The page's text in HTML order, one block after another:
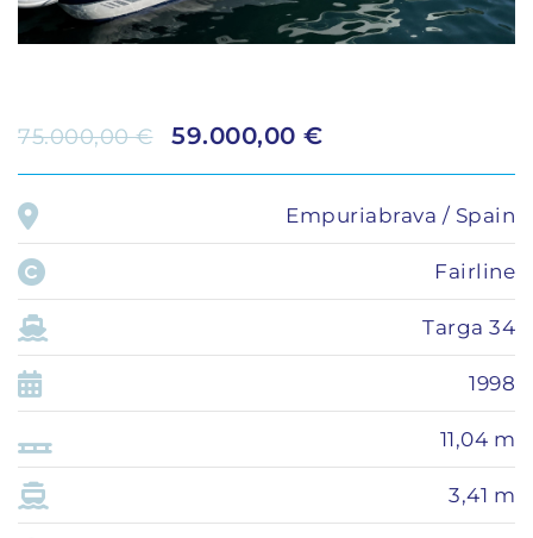
75.000,00 € 59.000,00 €
Empuriabrava / Spain
Fairline
Targa 34
1998
11,04 m
3,41 m